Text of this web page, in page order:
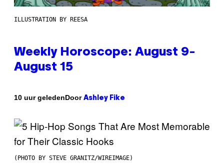
ILLUSTRATION BY REESA
Weekly Horoscope: August 9-
August 15
10 uur geledenDoor Ashley Fike
(PHOTO BY STEVE GRANITZ/WIREIMAGE)